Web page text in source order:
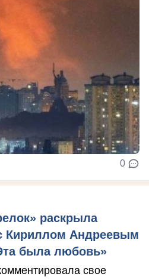
0
раскрыла
Кириллом Андреевым
была любовь»
свое